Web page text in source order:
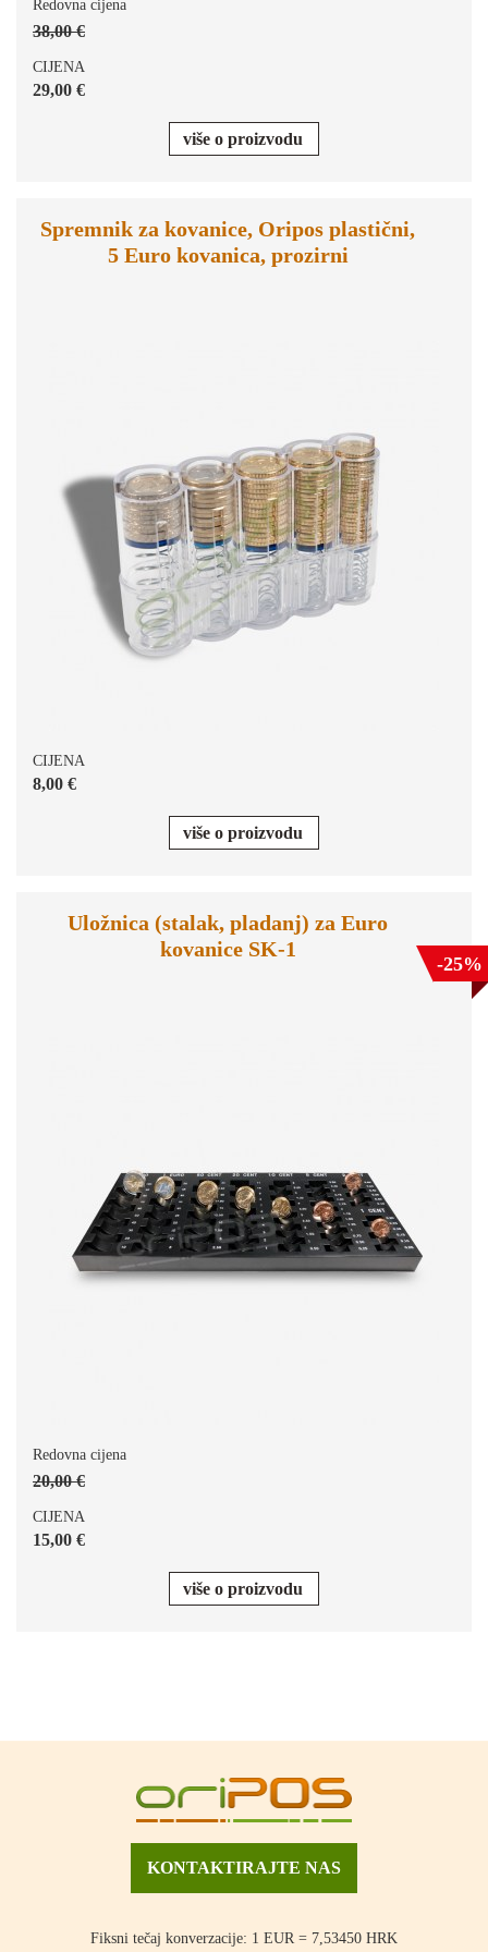
Redovna cijena
38,00 €
CIJENA
29,00 €
više o proizvodu
Spremnik za kovanice, Oripos plastični,
5 Euro kovanica, prozirni
CIJENA
8,00 €
više o proizvodu
Uložnica (stalak, pladanj) za Euro
kovanice SK-1
Redovna cijena
20,00 €
CIJENA
15,00 €
više o proizvodu
-25%
KONTAKTIRAJTE NAS
Fiksni tečaj konverzacije: 1 EUR = 7,53450 HRK